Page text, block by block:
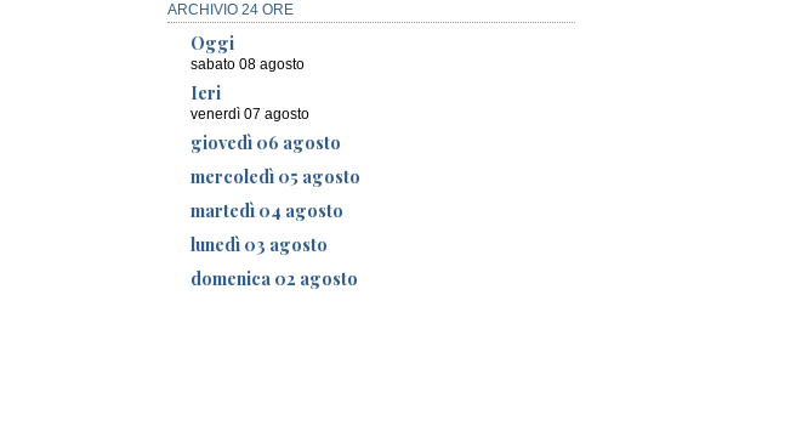
ARCHIVIO 24 ORE
Oggi
sabato 08 agosto
Ieri
venerdì 07 agosto
giovedì 06 agosto
mercoledì 05 agosto
martedì 04 agosto
lunedì 03 agosto
domenica 02 agosto